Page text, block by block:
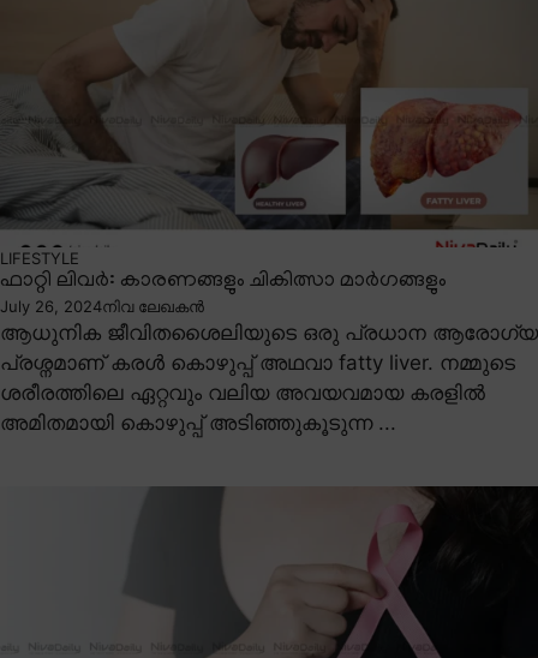
LIFESTYLE
ഫാറ്റി ലിവർ: കാരണങ്ങളും ചികിത്സാ മാർഗങ്ങളും
July 26, 2024നിവ ലേഖകൻ
ആധുനിക ജീവിതശൈലിയുടെ ഒരു പ്രധാന ആരോഗ്യ
പ്രശ്നമാണ് കരൾ കൊഴുപ്പ് അഥവാ fatty liver. നമ്മുടെ
ശരീരത്തിലെ ഏറ്റവും വലിയ അവയവമായ കരളിൽ
അമിതമായി കൊഴുപ്പ് അടിഞ്ഞുകൂടുന്ന ...